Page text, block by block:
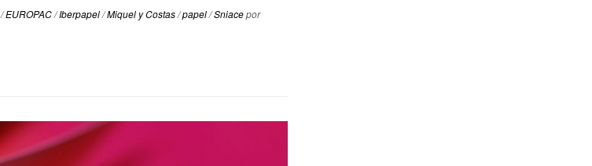
/EUROPAC/Iberpapel/Miquel y Costas/papel/Sniacepor